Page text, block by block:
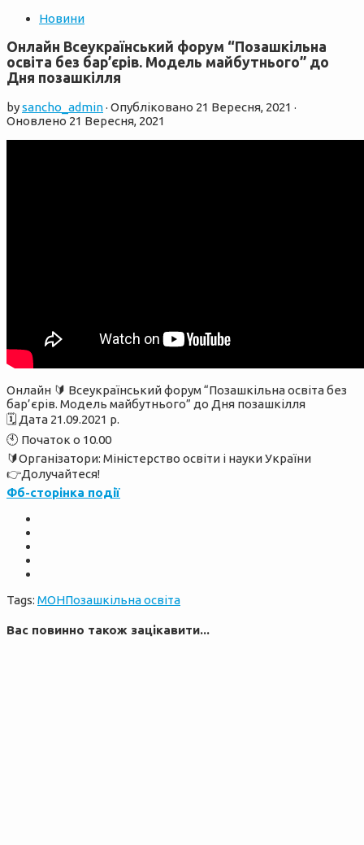
Новини
Онлайн Всеукраїнський форум “Позашкільна
освіта без бар’єрів. Модель майбутнього” до
Дня позашкілля
bysancho_admin· Опубліковано 21 Вересня, 2021 ·
Оновлено 21 Вересня, 2021
Онлайн 🔰 Всеукраїнський форум “Позашкільна освіта без
бар’єрів. Модель майбутнього” до Дня позашкілля
🗓 Дата 21.09.2021 р.
🕙 Початок о 10.00
🔰Організатори: Міністерство освіти і науки України
👉Долучайтеся!
Фб-сторінка події
Tags: МОНПозашкільна освіта
Вас повинно також зацікавити...